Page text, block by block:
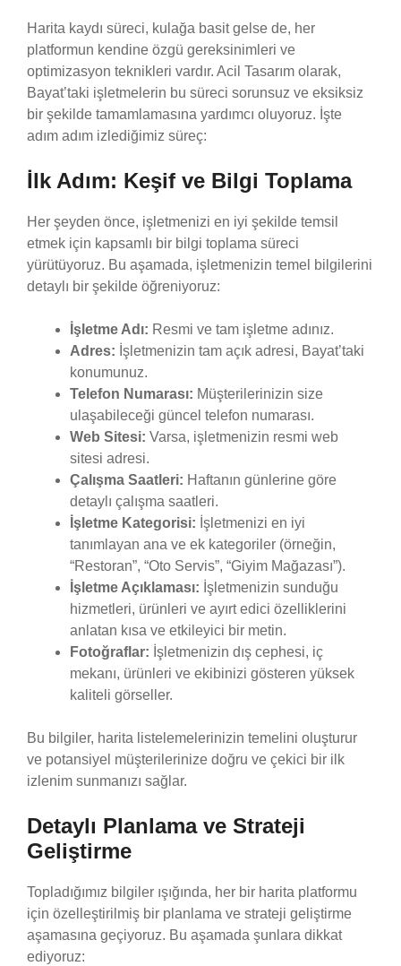
Harita kaydı süreci, kulağa basit gelse de, her
platformun kendine özgü gereksinimleri ve
optimizasyon teknikleri vardır. Acil Tasarım olarak,
Bayat’taki işletmelerin bu süreci sorunsuz ve eksiksiz
bir şekilde tamamlamasına yardımcı oluyoruz. İşte
adım adım izlediğimiz süreç:
İlk Adım: Keşif ve Bilgi Toplama
Her şeyden önce, işletmenizi en iyi şekilde temsil
etmek için kapsamlı bir bilgi toplama süreci
yürütüyoruz. Bu aşamada, işletmenizin temel bilgilerini
detaylı bir şekilde öğreniyoruz:
İşletme Adı: Resmi ve tam işletme adınız.
Adres: İşletmenizin tam açık adresi, Bayat’taki
konumunuz.
Telefon Numarası: Müşterilerinizin size
ulaşabileceği güncel telefon numarası.
Web Sitesi: Varsa, işletmenizin resmi web
sitesi adresi.
Çalışma Saatleri: Haftanın günlerine göre
detaylı çalışma saatleri.
İşletme Kategorisi: İşletmenizi en iyi
tanımlayan ana ve ek kategoriler (örneğin,
“Restoran”, “Oto Servis”, “Giyim Mağazası”).
İşletme Açıklaması: İşletmenizin sunduğu
hizmetleri, ürünleri ve ayırt edici özelliklerini
anlatan kısa ve etkileyici bir metin.
Fotoğraflar: İşletmenizin dış cephesi, iç
mekanı, ürünleri ve ekibinizi gösteren yüksek
kaliteli görseller.
Bu bilgiler, harita listelemelerinizin temelini oluşturur
ve potansiyel müşterilerinize doğru ve çekici bir ilk
izlenim sunmanızı sağlar.
Detaylı Planlama ve Strateji
Geliştirme
Topladığımız bilgiler ışığında, her bir harita platformu
için özelleştirilmiş bir planlama ve strateji geliştirme
aşamasına geçiyoruz. Bu aşamada şunlara dikkat
ediyoruz: